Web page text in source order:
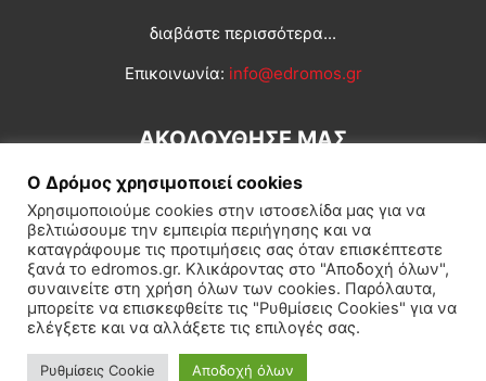
διαβάστε περισσότερα...
Επικοινωνία: info@edromos.gr
ΑΚΟΛΟΥΘΗΣΕ ΜΑΣ
Εγγραφή συνδρομητή Πολιτική Διεθνή Κοινωνία
Πολιτισμός Αφιερώματα
Ο Δρόμος χρησιμοποιεί cookies
Χρησιμοποιούμε cookies στην ιστοσελίδα μας για να
βελτιώσουμε την εμπειρία περιήγησης και να
καταγράφουμε τις προτιμήσεις σας όταν επισκέπτεστε
ξανά το edromos.gr. Κλικάροντας στο "Αποδοχή όλων",
συναινείτε στη χρήση όλων των cookies. Παρόλαυτα,
μπορείτε να επισκεφθείτε τις "Ρυθμίσεις Cookies" για να
ελέγξετε και να αλλάξετε τις επιλογές σας.
Ρυθμίσεις Cookie Αποδοχή όλων